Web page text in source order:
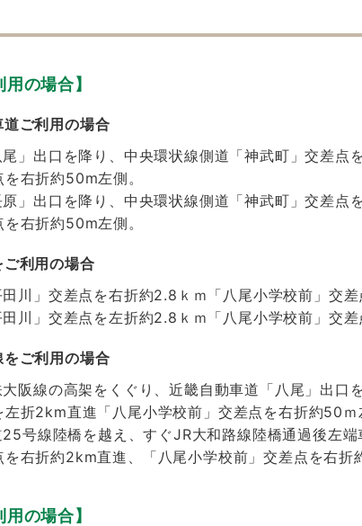
用の場合】
ご利用の場合
」出口を降り、中央環状線側道「神武町」交差点
右折約50m左側。
」出口を降り、中央環状線側道「神武町」交差点
右折約50m左側。
利用の場合
川」交差点を右折約2.8ｋｍ「八尾小学校前」交差
川」交差点を左折約2.8ｋｍ「八尾小学校前」交差
ご利用の場合
阪線の高架をくぐり、近畿自動車道「八尾」出口
折2km直進「八尾小学校前」交差点を右折約50ｍ
号線陸橋を越え、すぐJR大和路線陸橋通過後左
右折約2km直進、「八尾小学校前」交差点を右折
用の場合】